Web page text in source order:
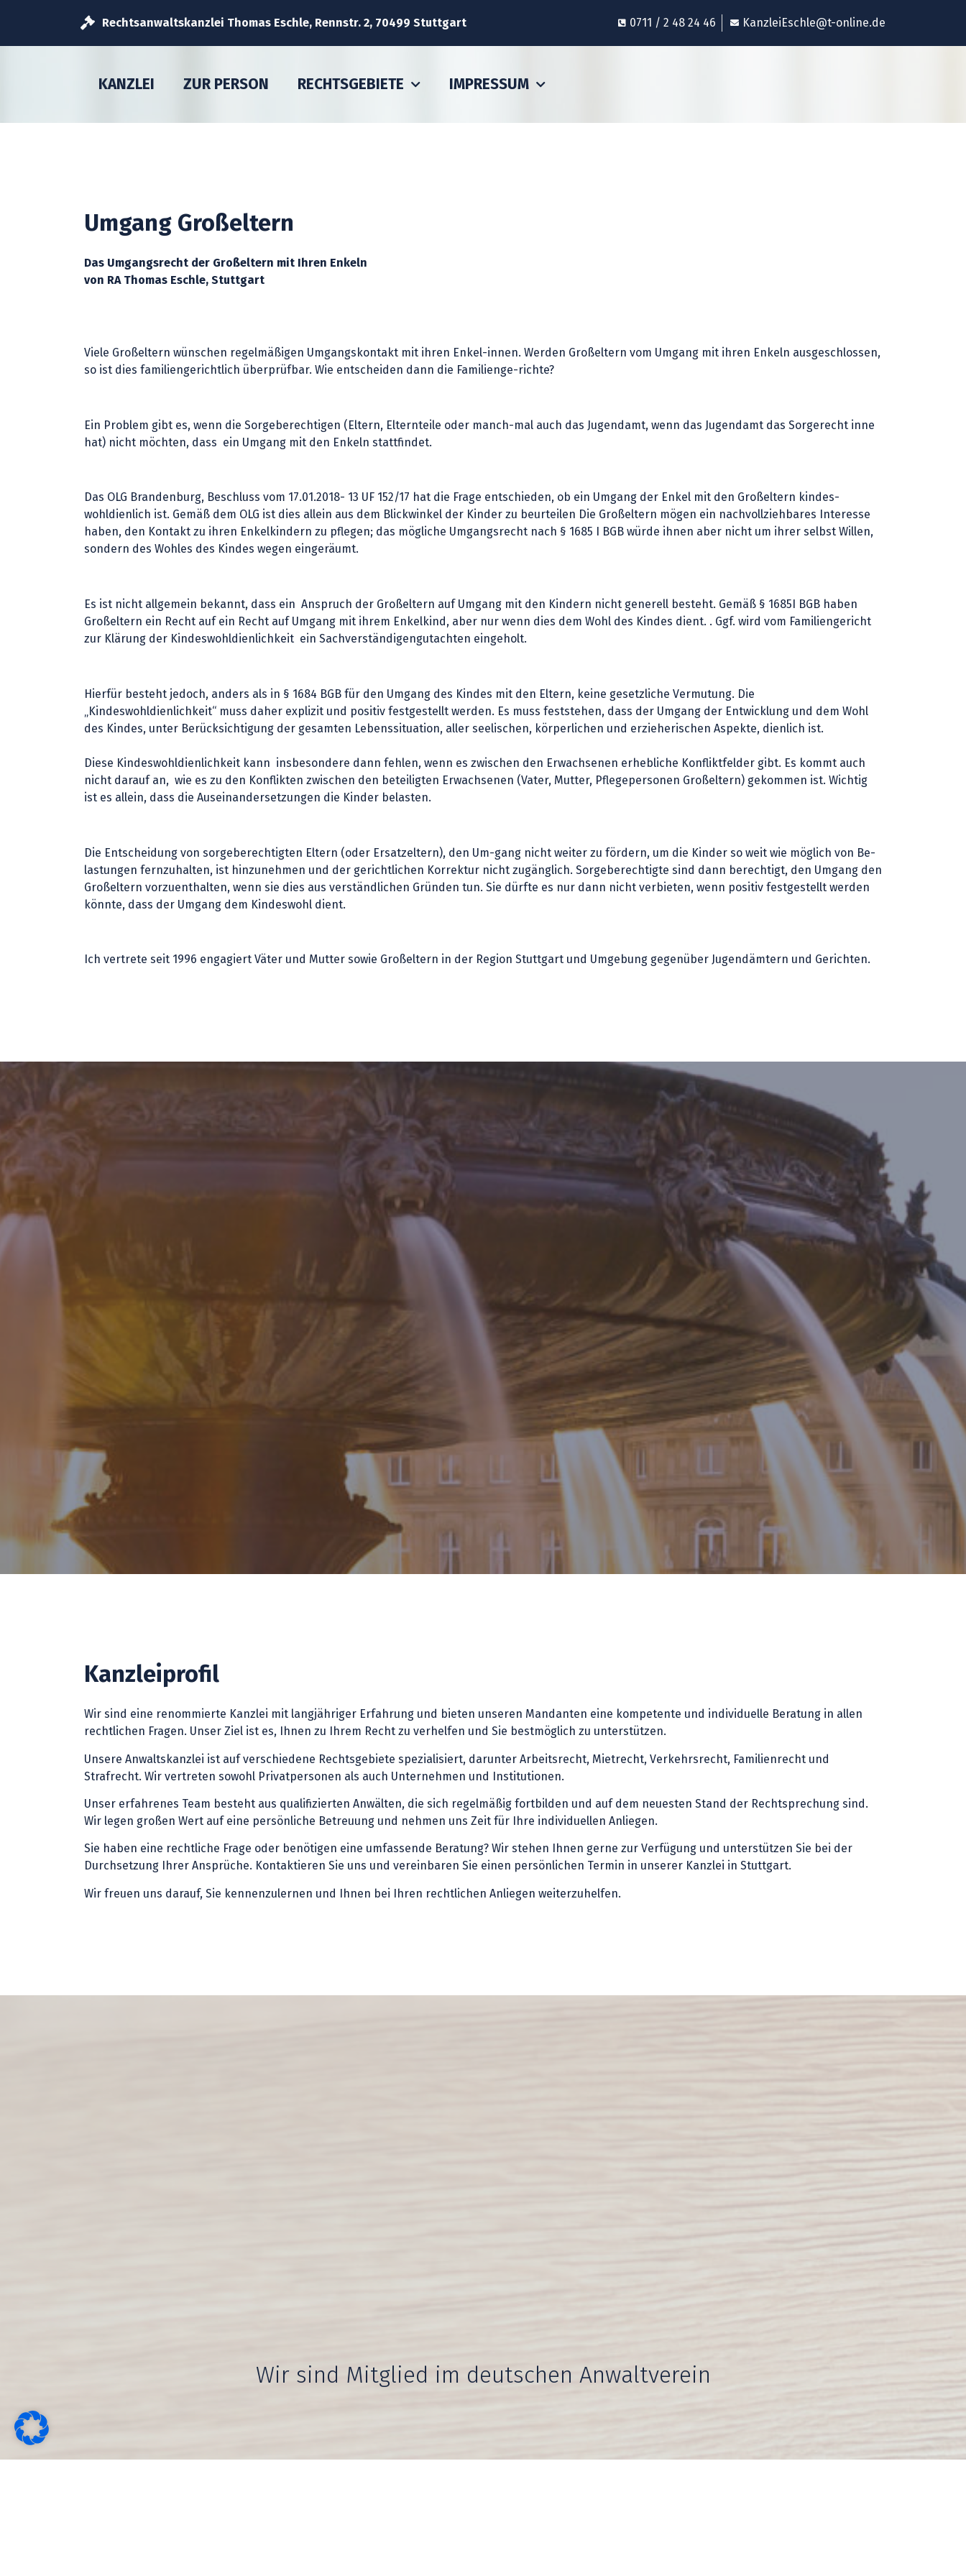
Rechtsanwaltskanzlei Thomas Eschle, Rennstr. 2, 70499 Stuttgart 0711 / 2 48 24 46 KanzleiEschle@t-online.de
KANZLEI ZUR PERSON RECHTSGEBIETE IMPRESSUM
Umgang Großeltern
Das Umgangsrecht der Großeltern mit Ihren Enkeln
von RA Thomas Eschle, Stuttgart
Viele Großeltern wünschen regelmäßigen Umgangskontakt mit ihren Enkel-innen. Werden Großeltern vom Umgang mit ihren Enkeln ausgeschlossen,
so ist dies familiengerichtlich überprüfbar. Wie entscheiden dann die Familienge-richte?
Ein Problem gibt es, wenn die Sorgeberechtigen (Eltern, Elternteile oder manch-mal auch das Jugendamt, wenn das Jugendamt das Sorgerecht inne
hat) nicht möchten, dass ein Umgang mit den Enkeln stattfindet.
Das OLG Brandenburg, Beschluss vom 17.01.2018- 13 UF 152/17 hat die Frage entschieden, ob ein Umgang der Enkel mit den Großeltern kindes-
wohldienlich ist. Gemäß dem OLG ist dies allein aus dem Blickwinkel der Kinder zu beurteilen Die Großeltern mögen ein nachvollziehbares Interesse
haben, den Kontakt zu ihren Enkelkindern zu pflegen; das mögliche Umgangsrecht nach § 1685 I BGB würde ihnen aber nicht um ihrer selbst Willen,
sondern des Wohles des Kindes wegen eingeräumt.
Es ist nicht allgemein bekannt, dass ein Anspruch der Großeltern auf Umgang mit den Kindern nicht generell besteht. Gemäß § 1685I BGB haben
Großeltern ein Recht auf ein Recht auf Umgang mit ihrem Enkelkind, aber nur wenn dies dem Wohl des Kindes dient. . Ggf. wird vom Familiengericht
zur Klärung der Kindeswohldienlichkeit ein Sachverständigengutachten eingeholt.
Hierfür besteht jedoch, anders als in § 1684 BGB für den Umgang des Kindes mit den Eltern, keine gesetzliche Vermutung. Die
„Kindeswohldienlichkeit“ muss daher explizit und positiv festgestellt werden. Es muss feststehen, dass der Umgang der Entwicklung und dem Wohl
des Kindes, unter Berücksichtigung der gesamten Lebenssituation, aller seelischen, körperlichen und erzieherischen Aspekte, dienlich ist.
Diese Kindeswohldienlichkeit kann insbesondere dann fehlen, wenn es zwischen den Erwachsenen erhebliche Konfliktfelder gibt. Es kommt auch
nicht darauf an, wie es zu den Konflikten zwischen den beteiligten Erwachsenen (Vater, Mutter, Pflegepersonen Großeltern) gekommen ist. Wichtig
ist es allein, dass die Auseinandersetzungen die Kinder belasten.
Die Entscheidung von sorgeberechtigten Eltern (oder Ersatzeltern), den Um-gang nicht weiter zu fördern, um die Kinder so weit wie möglich von Be-
lastungen fernzuhalten, ist hinzunehmen und der gerichtlichen Korrektur nicht zugänglich. Sorgeberechtigte sind dann berechtigt, den Umgang den
Großeltern vorzuenthalten, wenn sie dies aus verständlichen Gründen tun. Sie dürfte es nur dann nicht verbieten, wenn positiv festgestellt werden
könnte, dass der Umgang dem Kindeswohl dient.
Ich vertrete seit 1996 engagiert Väter und Mutter sowie Großeltern in der Region Stuttgart und Umgebung gegenüber Jugendämtern und Gerichten.
Kanzleiprofil
Wir sind eine renommierte Kanzlei mit langjähriger Erfahrung und bieten unseren Mandanten eine kompetente und individuelle Beratung in allen
rechtlichen Fragen. Unser Ziel ist es, Ihnen zu Ihrem Recht zu verhelfen und Sie bestmöglich zu unterstützen.
Unsere Anwaltskanzlei ist auf verschiedene Rechtsgebiete spezialisiert, darunter Arbeitsrecht, Mietrecht, Verkehrsrecht, Familienrecht und
Strafrecht. Wir vertreten sowohl Privatpersonen als auch Unternehmen und Institutionen.
Unser erfahrenes Team besteht aus qualifizierten Anwälten, die sich regelmäßig fortbilden und auf dem neuesten Stand der Rechtsprechung sind.
Wir legen großen Wert auf eine persönliche Betreuung und nehmen uns Zeit für Ihre individuellen Anliegen.
Sie haben eine rechtliche Frage oder benötigen eine umfassende Beratung? Wir stehen Ihnen gerne zur Verfügung und unterstützen Sie bei der
Durchsetzung Ihrer Ansprüche. Kontaktieren Sie uns und vereinbaren Sie einen persönlichen Termin in unserer Kanzlei in Stuttgart.
Wir freuen uns darauf, Sie kennenzulernen und Ihnen bei Ihren rechtlichen Anliegen weiterzuhelfen.
Wir sind Mitglied im deutschen Anwaltverein